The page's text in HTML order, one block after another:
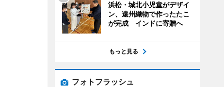
浜松・城北小児童がデザイ
ン、遠州織物で作ったたこ
が完成 インドに寄贈へ
もっと見る
フォトフラッシュ